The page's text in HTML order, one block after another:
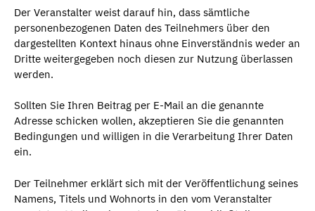
Der Veranstalter weist darauf hin, dass sämtliche
personenbezogenen Daten des Teilnehmers über den
dargestellten Kontext hinaus ohne Einverständnis weder an
Dritte weitergegeben noch diesen zur Nutzung überlassen
werden.
Sollten Sie Ihren Beitrag per E-Mail an die genannte
Adresse schicken wollen, akzeptieren Sie die genannten
Bedingungen und willigen in die Verarbeitung Ihrer Daten
ein.
Der Teilnehmer erklärt sich mit der Veröffentlichung seines
Namens, Titels und Wohnorts in den vom Veranstalter